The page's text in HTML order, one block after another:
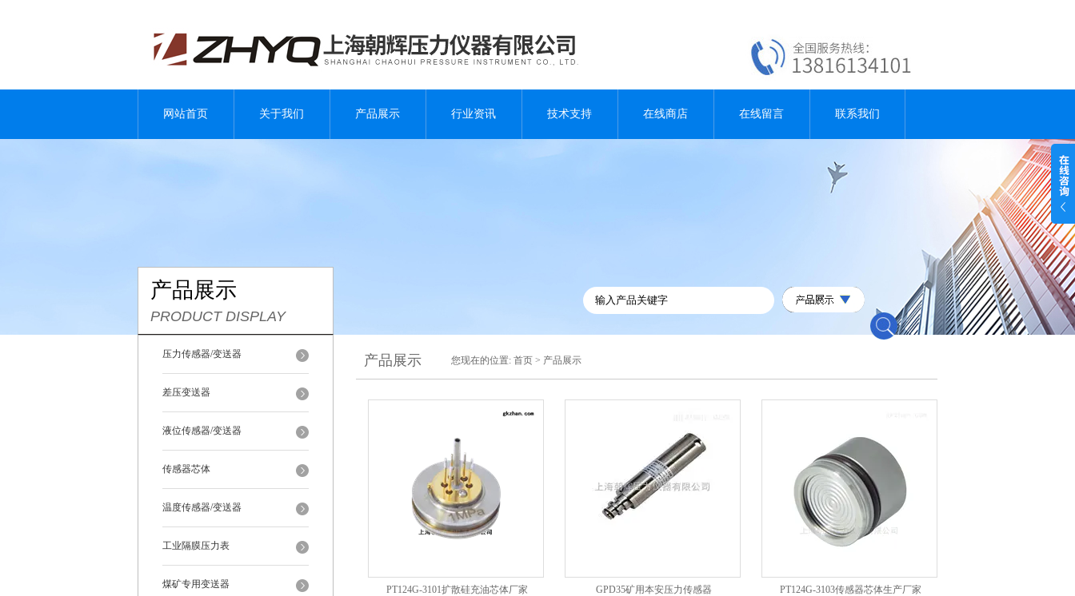
网站首页 关于我们 产品展示 行业资讯 技术支持 在线商店 在线留言 联系我们
产品展示
PRODUCT DISPLAY
压力传感器/变送器
差压变送器
液位传感器/变送器
传感器芯体
温度传感器/变送器
工业隔膜压力表
煤矿专用变送器
产品展示 您现在的位置: 首页 > 产品展示
PT124G-3101扩散硅充油芯体厂家 GPD35矿用本安压力传感器 PT124G-3103传感器芯体生产厂家